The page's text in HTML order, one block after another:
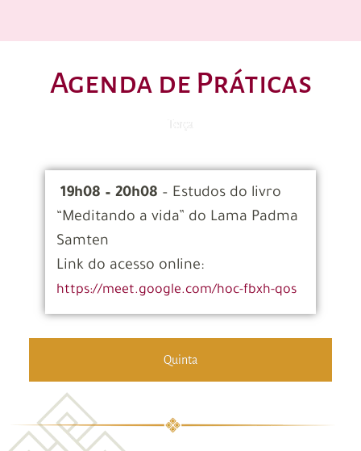
Agenda de Práticas
Quinta
19h08 – 20h08 – Estudos do livro
“Meditando a vida” do Lama Padma
Samten
Link do acesso online:
https://meet.google.com/hoc-fbxh-qos